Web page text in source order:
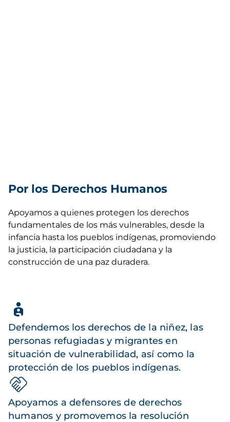
Por los Derechos Humanos
Apoyamos a quienes protegen los derechos
fundamentales de los más vulnerables, desde la
infancia hasta los pueblos indígenas, promoviendo
la justicia, la participación ciudadana y la
construcción de una paz duradera.
Defendemos los derechos de la niñez, las
personas refugiadas y migrantes en
situación de vulnerabilidad, así como la
protección de los pueblos indígenas.
Apoyamos a defensores de derechos
humanos y promovemos la resolución